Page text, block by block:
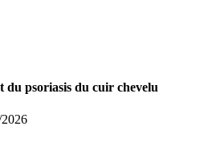
du psoriasis du cuir chevelu